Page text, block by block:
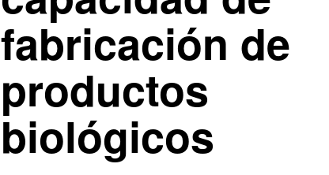
fabricación de
productos
biológicos